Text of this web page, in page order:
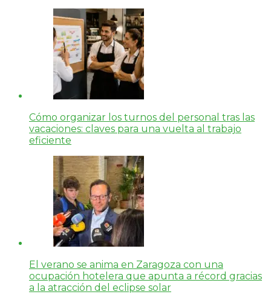
Cómo organizar los turnos del personal tras las
vacaciones: claves para una vuelta al trabajo
eficiente
El verano se anima en Zaragoza con una
ocupación hotelera que apunta a récord gracias
a la atracción del eclipse solar